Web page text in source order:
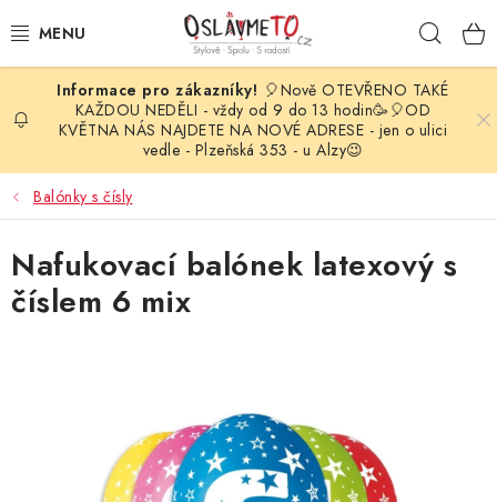
na
OSLAVA NAROZENIN
STYLOVÁ PARTY
DEKORACE A VÝZDOBA
BALÓNKY
SVATEBNÍ DOPLŇKY
BARVY NA OBLIČEJ A VLASY
🎈Nově OTEVŘENO TAKÉ
KAŽDOU NEDĚLI - vždy od 9 do 13 hodin🥳🎈OD
KVĚTNA NÁS NAJDETE NA NOVÉ ADRESE - jen o ulici
vedle - Plzeňská 353 - u Alzy😉
Balónky s čísly
Nafukovací balónek latexový s
číslem 6 mix